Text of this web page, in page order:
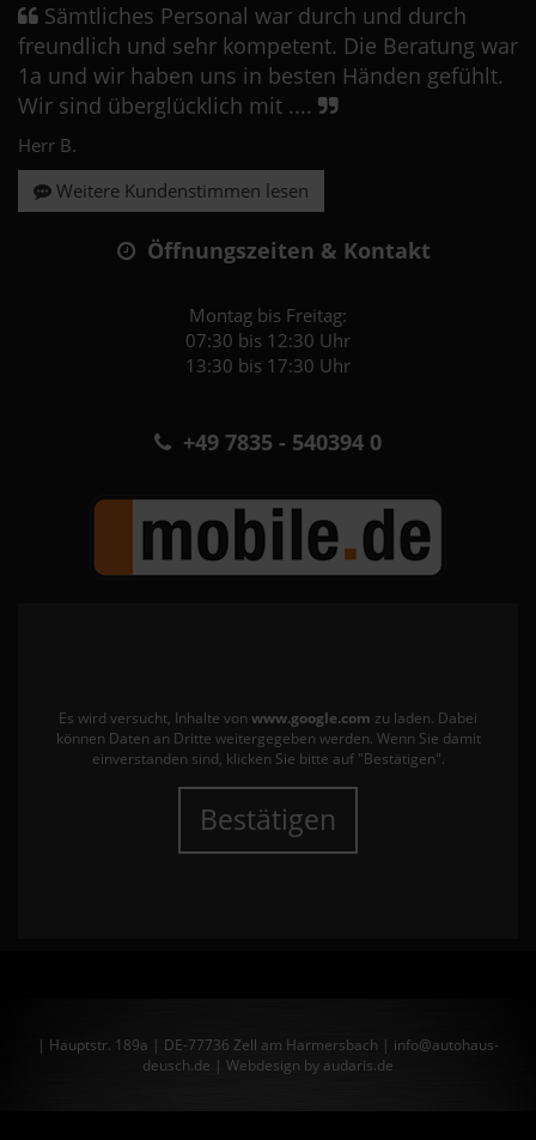
Sämtliches Personal war durch und durch
freundlich und sehr kompetent. Die Beratung war
1a und wir haben uns in besten Händen gefühlt.
Wir sind überglücklich mit ....
Herr B.
Weitere Kundenstimmen lesen
Öffnungszeiten & Kontakt
Montag bis Freitag:
07:30 bis 12:30 Uhr
13:30 bis 17:30 Uhr
+49 7835 - 540394 0
Es wird versucht, Inhalte von www.google.com zu laden. Dabei
können Daten an Dritte weitergegeben werden. Wenn Sie damit
einverstanden sind, klicken Sie bitte auf "Bestätigen".
Bestätigen
| Hauptstr. 189a | DE-77736 Zell am Harmersbach | info@autohaus-
deusch.de | Webdesign by audaris.de